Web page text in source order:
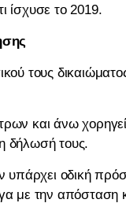
ίσχυσε το 2019.
τους
και άνω
δήλωσή τους.
υπάρχει οδική
με την απόσταση